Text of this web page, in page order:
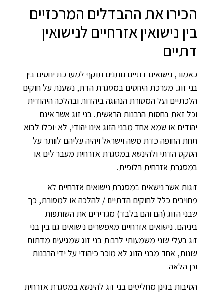
הכירו את ההבדלים המרכזיים
בין נישואין אזרחיים לנישואין
דתיים
כאמור, נישואים דתיים נותנים תוקף למערכת יחסים בין
בני זוג. מערכת היחסים במסגרת הדת, נשענת על חוקים
הלכתיים ועל המסורת הנהוגה ביהדות ובהלכה היהודית
וכל זאת בחסות הרבנות הראשית. בני זוג אשר אינם
יהודים או שמא אחד מבני הזוג אינו יהודי, לא יוכלו לבוא
תחת החופה כדת משה וישראל ויהיה עליהם לוותר על
הטקס הדתי ולהינשא במסגרת אזרחית מעבר לים או
במסגרת אזרחית חלופית.
זוגות אשר נישאים במסגרת נישואים אזרחיים לא
מחויבים כלל לחוקים הדתיים / להלכה או למסורת, כך
שבני הזוג (הם והם בלבד) מגדירים את השותפות
ביניהם. נישואים אזרחיים מאפשרים נישואים גם בין בני
זוג בעלי שוני משמעותי לרבות בני זוג שמגיעים מדתות
שונות, אחד מבני הזוג לא מוכר כיהודי על ידי הרבנות
וכן הלאה.
הסיבות בגינן מחליטים בני זוג להינשא במסגרת אזרחית